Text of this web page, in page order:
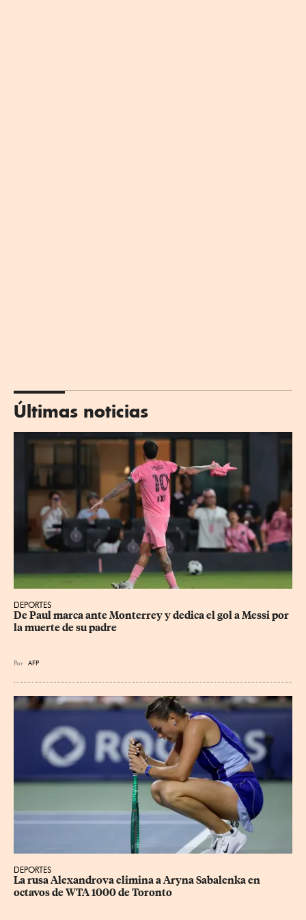
Últimas noticias
DEPORTES
De Paul marca ante Monterrey y dedica el gol a Messi por
la muerte de su padre
Por AFP
DEPORTES
La rusa Alexandrova elimina a Aryna Sabalenka en
octavos de WTA 1000 de Toronto